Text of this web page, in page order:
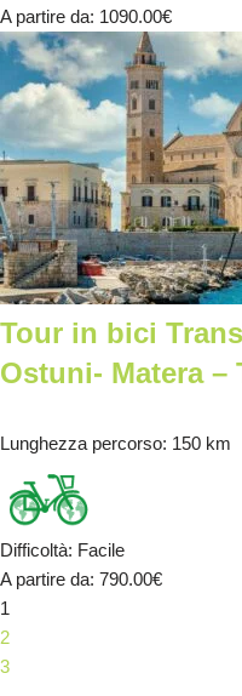
A partire da: 1090.00€
Tour in bici
Ostuni- Matera –
Lunghezza percorso: 150 km
Difficoltà: Facile
A partire da: 790.00€
1
2
3